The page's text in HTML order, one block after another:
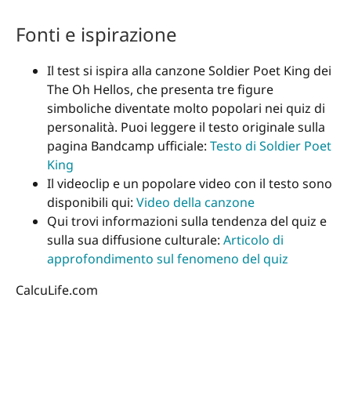
Fonti e ispirazione
Il test si ispira alla canzone Soldier Poet King dei
The Oh Hellos, che presenta tre figure
simboliche diventate molto popolari nei quiz di
personalità. Puoi leggere il testo originale sulla
pagina Bandcamp ufficiale: Testo di Soldier Poet
King
Il videoclip e un popolare video con il testo sono
disponibili qui: Video della canzone
Qui trovi informazioni sulla tendenza del quiz e
sulla sua diffusione culturale: Articolo di
approfondimento sul fenomeno del quiz
CalcuLife.com